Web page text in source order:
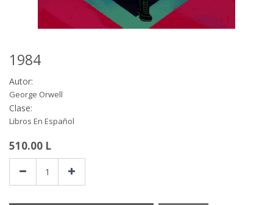
1984
Autor:
George Orwell
Clase:
Libros En Español
510.00 L